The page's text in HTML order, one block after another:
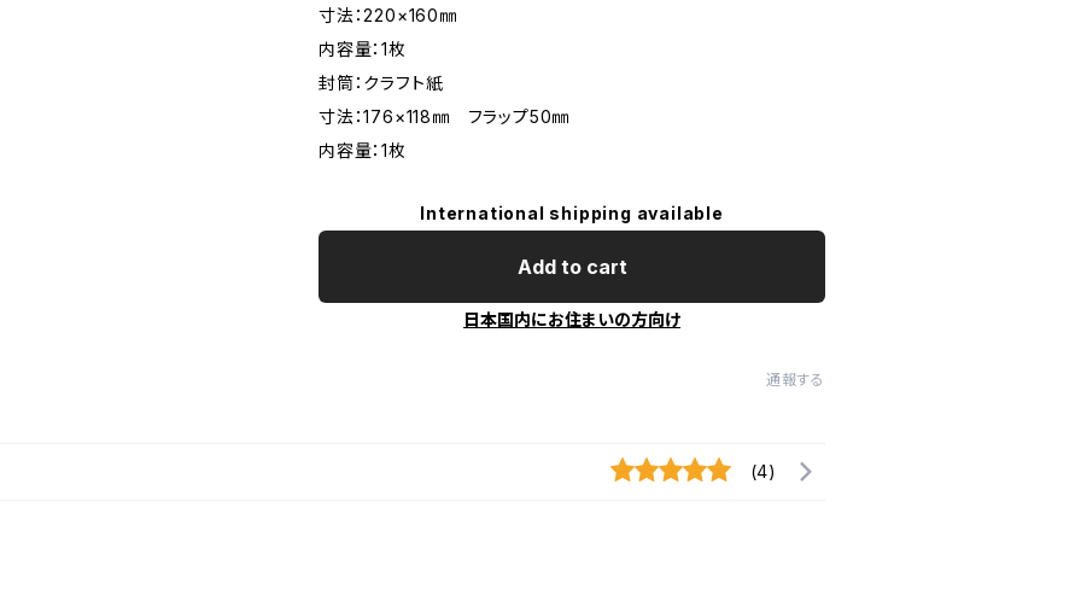
寸法：220×160㎜
内容量：1枚
封筒：クラフト紙
寸法：176×118㎜ フラップ50㎜
内容量：1枚
International shipping available
Add to cart
日本国内にお住まいの方向け
通報する
(4)